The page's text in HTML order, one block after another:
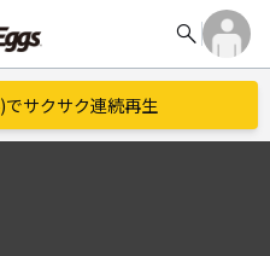
search
サクサク連続再生